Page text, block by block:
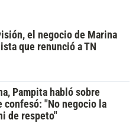
el negocio de Marina
que renunció a TN
Pampita habló sobre
confesó: "No negocio la
de respeto"